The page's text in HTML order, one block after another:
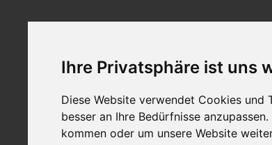
Ihre Privatsphäre ist uns
Diese Website verwendet Cookies und
besser an Ihre Bedürfnisse
kommen oder um unsere Website